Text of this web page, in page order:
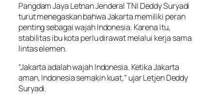
Pangdam Jaya Letnan Jenderal TNI Deddy Suryadi
turut menegaskan bahwa Jakarta memiliki peran
penting sebagai wajah Indonesia. Karena itu,
stabilitas ibu kota perlu dirawat melalui kerja sama
lintas elemen.
“Jakarta adalah wajah Indonesia. Ketika Jakarta
aman, Indonesia semakin kuat,” ujar Letjen Deddy
Suryadi.